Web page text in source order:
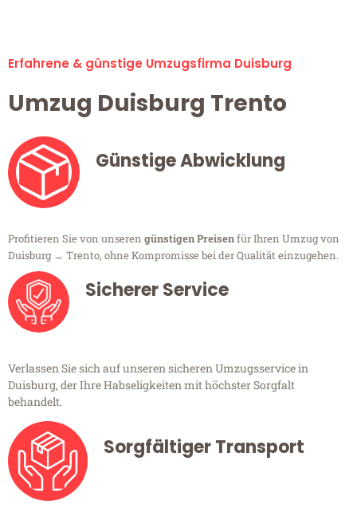
Erfahrene & günstige Umzugsfirma Duisburg
Umzug Duisburg Trento
Günstige Abwicklung
Profitieren Sie von unseren günstigen Preisenfür Ihren Umzug von
Duisburg → Trento, ohne Kompromisse bei der Qualität einzugehen.
Sicherer Service
Verlassen Sie sich auf unseren sicheren Umzugsservice in
Duisburg, der Ihre Habseligkeiten mit höchster Sorgfalt
behandelt.
Sorgfältiger Transport